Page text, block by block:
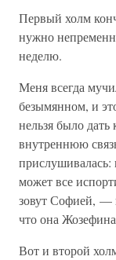
Первый холм
нужно
неделю.
Меня всегда
безымянном, и
нельзя было
внутреннюю
может все
зовут Софией, —
что она
Вот и второй